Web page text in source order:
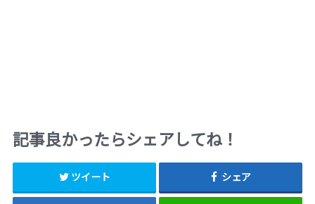
記事良かったらシェアしてね！
ツイート シェア